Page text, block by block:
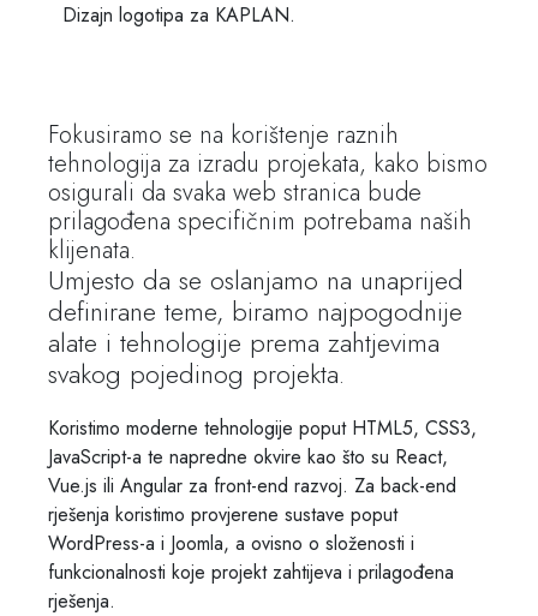
Dizajn logotipa za KAPLAN.
Fokusiramo se na korištenje raznih
tehnologija za izradu projekata, kako bismo
osigurali da svaka web stranica bude
prilagođena specifičnim potrebama naših
klijenata.
Umjesto da se oslanjamo na unaprijed
definirane teme, biramo najpogodnije
alate i tehnologije prema zahtjevima
svakog pojedinog projekta.
Koristimo moderne tehnologije poput HTML5, CSS3,
JavaScript-a te napredne okvire kao što su React,
Vue.js ili Angular za front-end razvoj. Za back-end
rješenja koristimo provjerene sustave poput
WordPress-a i Joomla, a ovisno o složenosti i
funkcionalnosti koje projekt zahtijeva i prilagođena
rješenja.